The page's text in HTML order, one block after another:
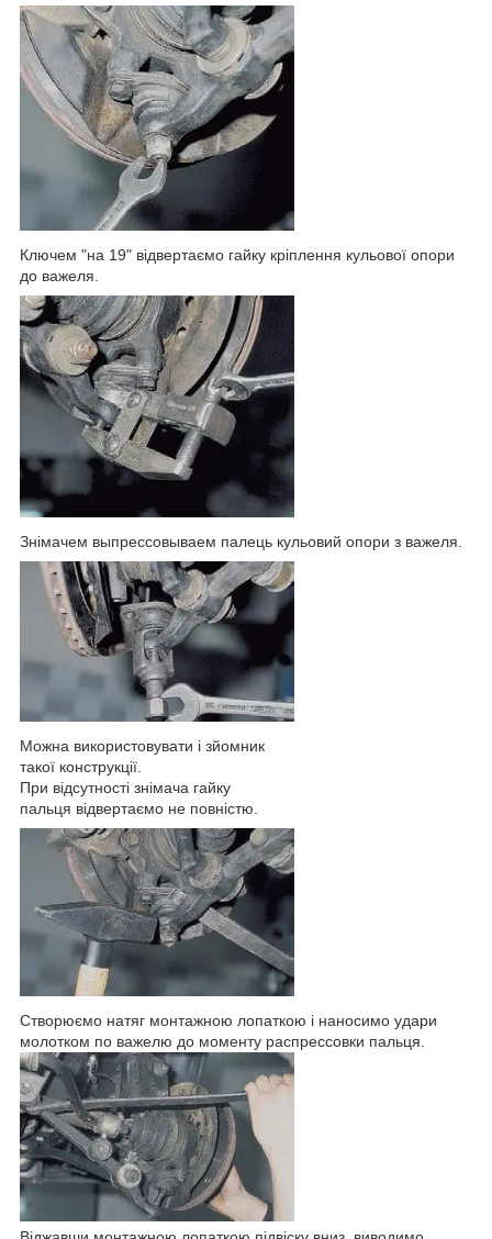
Ключем "на 19" відвертаємо гайку кріплення кульової опори
до важеля.
Знімачем выпрессовываем палець кульовий опори з важеля.
Можна використовувати і зйомник
такої конструкції.
При відсутності знімача гайку
пальця відвертаємо не повністю.
Створюємо натяг монтажною лопаткою і наносимо удари
молотком по важелю до моменту распрессовки пальця.